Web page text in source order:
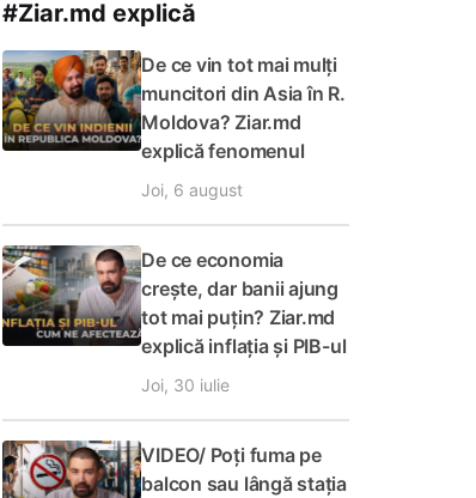
#Ziar.md explică
De ce vin tot mai mulți
muncitori din Asia în R.
Moldova? Ziar.md
explică fenomenul
Joi, 6 august
De ce economia
crește, dar banii ajung
tot mai puțin? Ziar.md
explică inflația și PIB-ul
Joi, 30 iulie
VIDEO/ Poți fuma pe
balcon sau lângă stația